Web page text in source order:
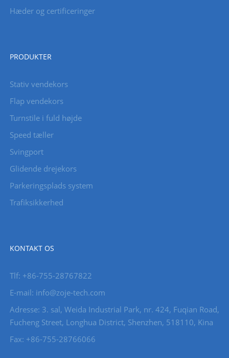
Hæder og certificeringer
PRODUKTER
Stativ vendekors
Flap vendekors
Turnstile i fuld højde
Speed ​​tæller
Svingport
Glidende drejekors
Parkeringsplads system
Trafiksikkerhed
KONTAKT OS
Tlf: +86-755-28767822
E-mail: info@zoje-tech.com
Adresse: 3. sal, Weida Industrial Park, nr. 424, Fuqian Road,
Fucheng Street, Longhua District, Shenzhen, 518110, Kina
Fax: +86-755-28766066